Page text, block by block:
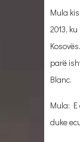
Mula
2013,
parë
Blanc.
Mula: E
duke